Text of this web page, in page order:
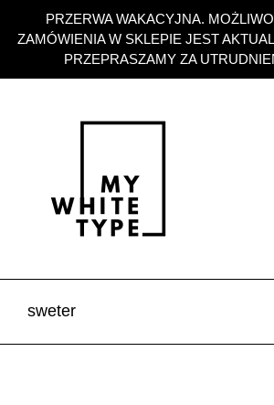
PRZERWA WAKACYJNA.
ZAMÓWIENIA W SKLEPIE JEST
PRZEPRASZAMY ZA
zawartości
sweter